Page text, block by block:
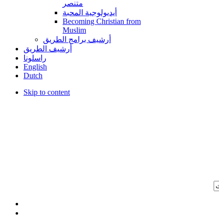
متنصر
أيديولوجية المحبة
Becoming Christian from
Muslim
أرشيف برامج الطريق
أرشيف الطريق
راسلونا
English
Dutch
Skip to content